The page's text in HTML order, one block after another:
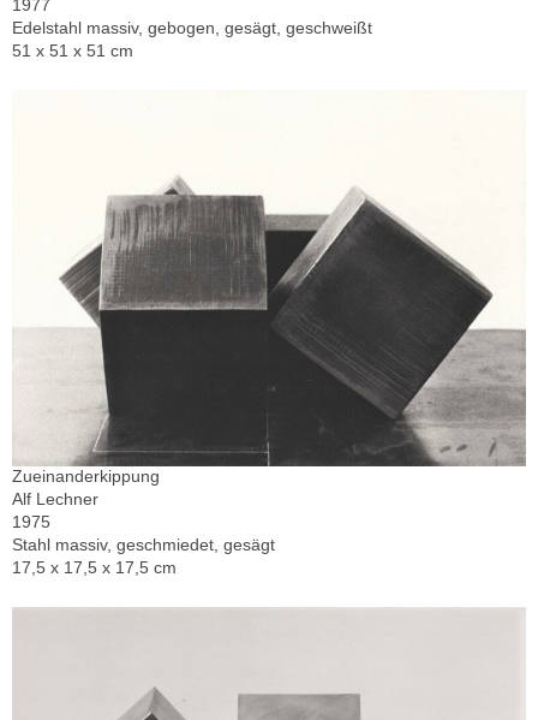
1977
Edelstahl massiv, gebogen, gesägt, geschweißt
51 x 51 x 51 cm
Zueinanderkippung
Alf Lechner
1975
Stahl massiv, geschmiedet, gesägt
17,5 x 17,5 x 17,5 cm